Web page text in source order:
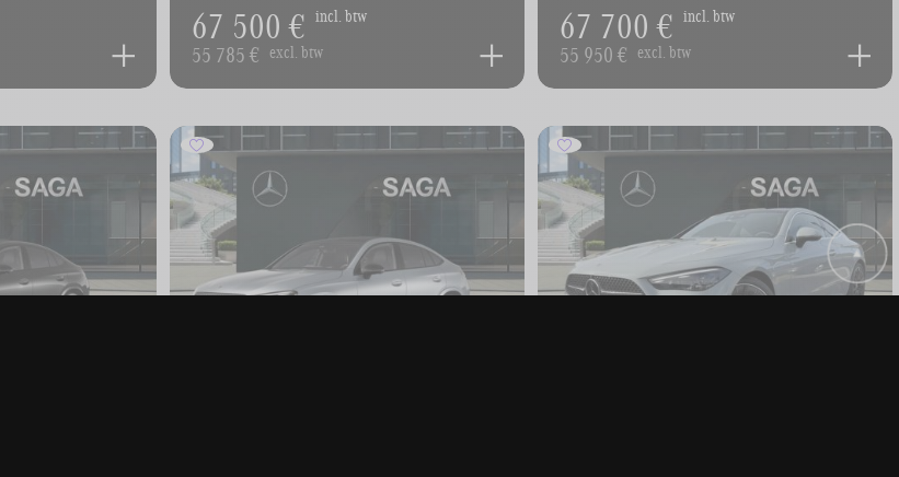
67 500 € incl. btw
55 785 € excl. btw
67 700 € incl. btw
55 950 € excl. btw